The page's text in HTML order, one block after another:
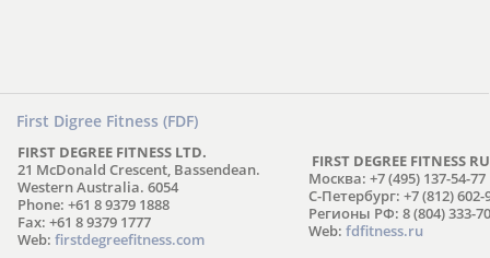
First Digree Fitness (FDF)
FIRST DEGREE FITNESS LTD.
21 McDonald Crescent, Bassendean.
Western Australia. 6054
Phone: +61 8 9379 1888
Fax: +61 8 9379 1777
Web: firstdegreefitness.com
FIRST DEGREE FITNESS
Москва: +7 (495) 137-54-77
С-Петербург: +7 (812) 602-
Регионы РФ: 8 (804) 333-
Web: fdfitness.ru